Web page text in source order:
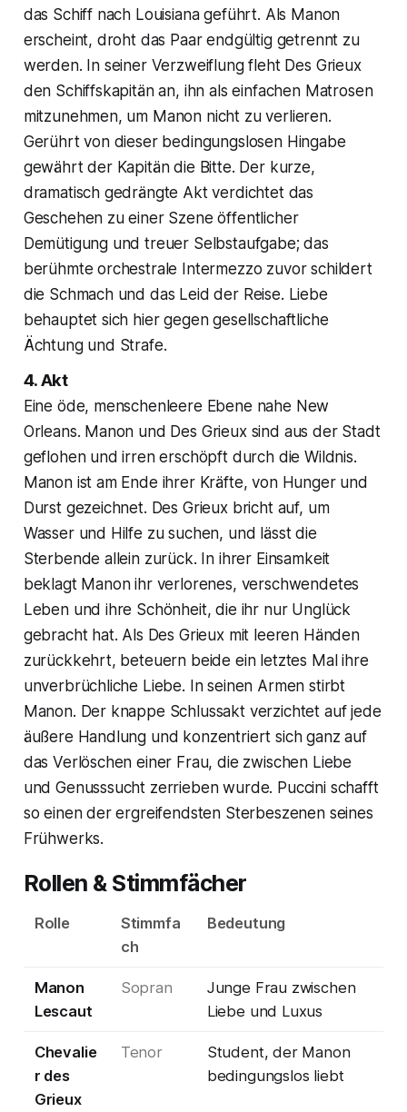
das Schiff nach Louisiana geführt. Als Manon
erscheint, droht das Paar endgültig getrennt zu
werden. In seiner Verzweiflung fleht Des Grieux
den Schiffskapitän an, ihn als einfachen Matrosen
mitzunehmen, um Manon nicht zu verlieren.
Gerührt von dieser bedingungslosen Hingabe
gewährt der Kapitän die Bitte. Der kurze,
dramatisch gedrängte Akt verdichtet das
Geschehen zu einer Szene öffentlicher
Demütigung und treuer Selbstaufgabe; das
berühmte orchestrale Intermezzo zuvor schildert
die Schmach und das Leid der Reise. Liebe
behauptet sich hier gegen gesellschaftliche
Ächtung und Strafe.
4. Akt
Eine öde, menschenleere Ebene nahe New
Orleans. Manon und Des Grieux sind aus der Stadt
geflohen und irren erschöpft durch die Wildnis.
Manon ist am Ende ihrer Kräfte, von Hunger und
Durst gezeichnet. Des Grieux bricht auf, um
Wasser und Hilfe zu suchen, und lässt die
Sterbende allein zurück. In ihrer Einsamkeit
beklagt Manon ihr verlorenes, verschwendetes
Leben und ihre Schönheit, die ihr nur Unglück
gebracht hat. Als Des Grieux mit leeren Händen
zurückkehrt, beteuern beide ein letztes Mal ihre
unverbrüchliche Liebe. In seinen Armen stirbt
Manon. Der knappe Schlussakt verzichtet auf jede
äußere Handlung und konzentriert sich ganz auf
das Verlöschen einer Frau, die zwischen Liebe
und Genusssucht zerrieben wurde. Puccini schafft
so einen der ergreifendsten Sterbeszenen seines
Frühwerks.
Rollen & Stimmfächer
Rolle
Stimmfa
ch
Bedeutung
Manon
Lescaut
Sopran
Junge Frau zwischen
Liebe und Luxus
Chevalie
r des
Grieux
Tenor
Student, der Manon
bedingungslos liebt